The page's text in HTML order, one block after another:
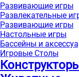
Развивающие игры
Развлекательные
Развивающие игры
Настольные игры
Бассейны и
Игровые Столы